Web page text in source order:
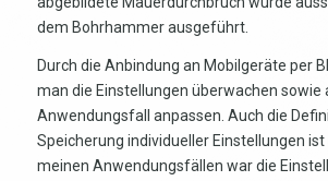
dem Bohrhammer ausgeführt.
Durch die Anbindung an Mobilgeräte per
man die Einstellungen überwachen sowie
Anwendungsfall anpassen. Auch die
Speicherung individueller Einstellungen ist
meinen Anwendungsfällen war die